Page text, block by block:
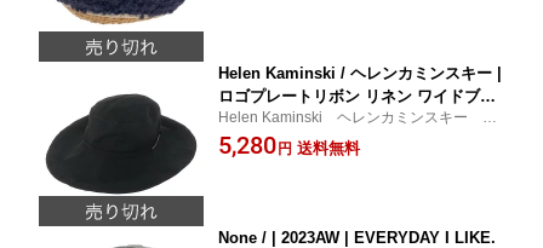
Helen Kaminski / ヘレンカミンスキー |
ロゴプレートリボン リネン ワイドブリ
ム ハット | ブラック | レディース
Helen Kaminski ヘレンカミンスキー ロ
ゴプレートリボン リネン ワイドブリム ハ
ット レディース 小物 帽子 ブラッ
5,280 円 送料無料
None / | 2023AW | EVERYDAY I LIKE.